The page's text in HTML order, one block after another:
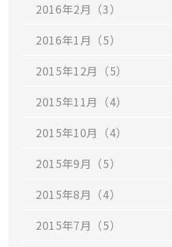
2016年2月（3）
2016年1月（5）
2015年12月（5）
2015年11月（4）
2015年10月（4）
2015年9月（5）
2015年8月（4）
2015年7月（5）